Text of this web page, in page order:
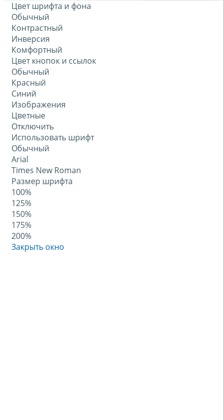
Цвет шрифта и фона
Обычный
Контрастный
Инверсия
Комфортный
Цвет кнопок и ссылок
Обычный
Красный
Синий
Изображения
Цветные
Отключить
Использовать шрифт
Обычный
Arial
Times New Roman
Размер шрифта
100%
125%
150%
175%
200%
Закрыть окно